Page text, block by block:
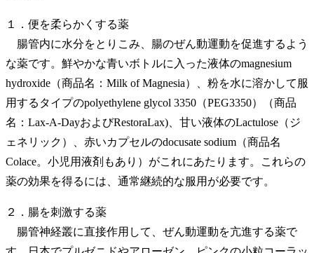
１．便を柔らかくする薬
腸管内に水分をとりこみ、腸のぜん動運動を促進するよう
な薬です。鮮やかな青いボトルに入った液体のmagnesium
hydroxide（商品名：Milk of Magnesia）、粉を水に溶かして服
用するタイプのpolyethylene glycol 3350（PEG3350）（商品
名：Lax-A-DayおよびRestoraLax)、甘い液体のLactulose（ジ
ェネリック）、赤いカプセルのdocusate sodium（商品名
Colace。小児用液剤もあり）がこれにあたります。これらの
薬の効果を得るには、通常継続的な服用が必要です。
２．腸を刺激する薬
腸管神経叢に直接作用して、ぜん動運動を亢進する薬で